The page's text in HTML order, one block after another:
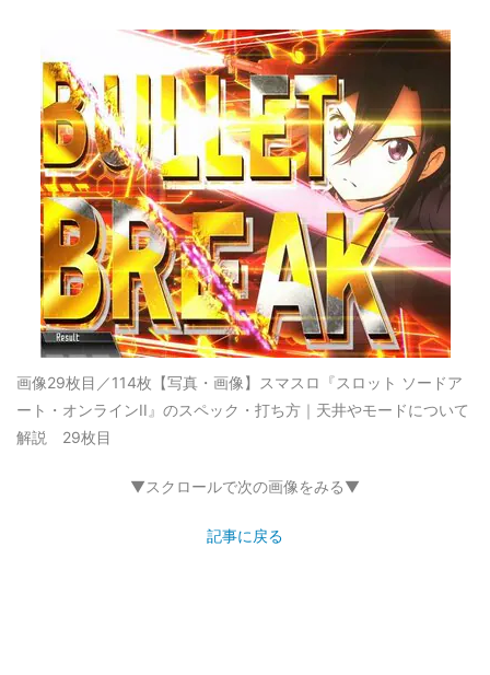
画像29枚目／114枚 【写真・画像】スマスロ『スロット ソードア
ート・オンラインII』のスペック・打ち方｜天井やモードについて
解説 29枚目
▼スクロールで次の画像をみる▼
記事に戻る